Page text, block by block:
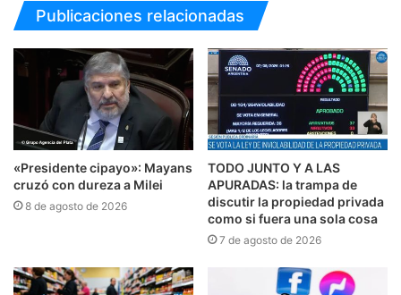
Publicaciones relacionadas
«Presidente cipayo»: Mayans
cruzó con dureza a Milei
8 de agosto de 2026
TODO JUNTO Y A LAS
APURADAS: la trampa de
discutir la propiedad privada
como si fuera una sola cosa
7 de agosto de 2026